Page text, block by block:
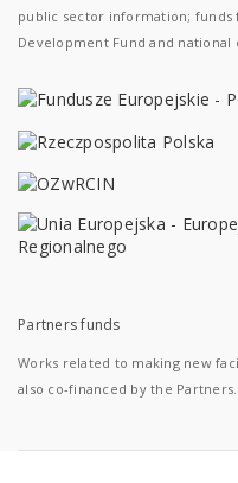
public sector information; funds
Development Fund and
Partners funds
Works related to making new
also co-financed by the Partners.